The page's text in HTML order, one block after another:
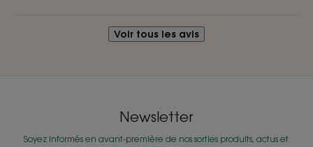
Voir tous les avis
Newsletter
Soyez informés en avant-première de nos sorties produits, actus et